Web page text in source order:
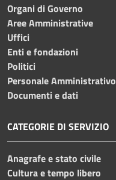
Organi di Governo
Aree Amministrative
Uffici
Enti e fondazioni
Politici
Personale Amministrativo
Documenti e dati
CATEGORIE DI SERVIZIO
Anagrafe e stato civile
Cultura e tempo libero